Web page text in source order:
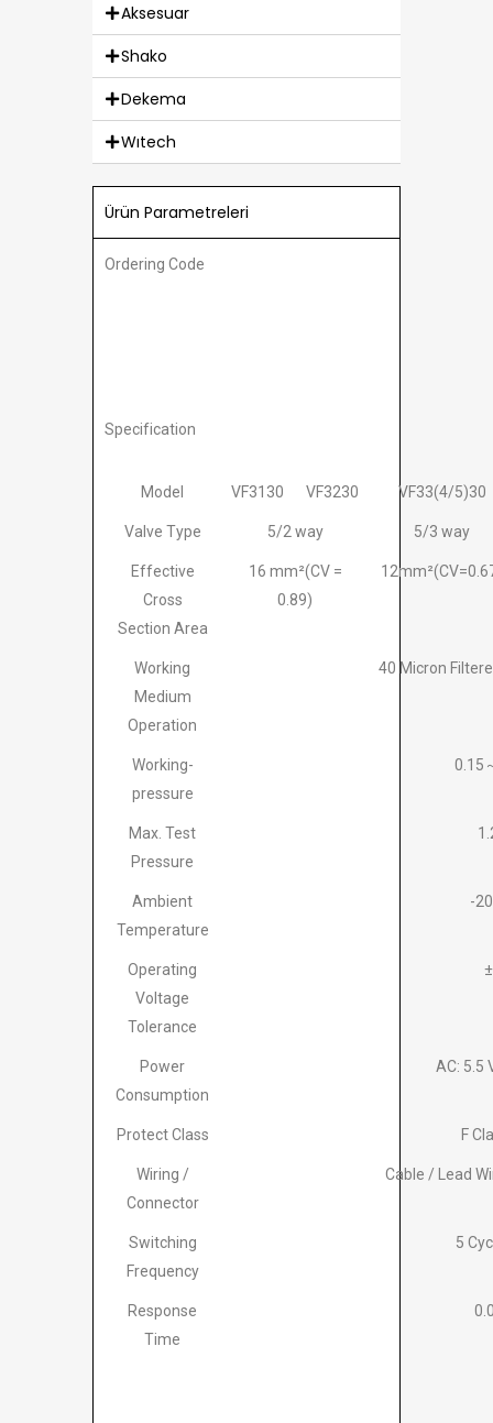
Aksesuar
Shako
Dekema
Wıtech
Ürün Parametreleri
Ordering Code
Specification
Model VF3130 VF3230 VF33(4/5)30
Valve Type 5/2 way 5/3 way
Effective
Cross
Section Area
16 mm²(CV =
0.89)
Working
Medium
Operation
40 Micron
Working-
pressure
0.15
Max. Test
Pressure
Ambient
Temperature
-
Operating
Voltage
Tolerance
Power
Consumption
AC: 5.5
Protect Class F
Wiring /
Connector
Cable / Lead
Switching
Frequency
5
Response
Time